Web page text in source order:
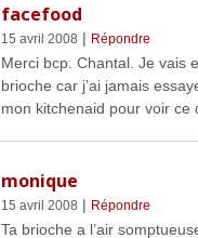
facefood
15 avril 2008 | Répondre
Merci bcp. Chantal. Je vais
brioche car j’ai jamais
mon kitchenaid pour voir ce
monique
15 avril 2008 | Répondre
Ta brioche a l’air